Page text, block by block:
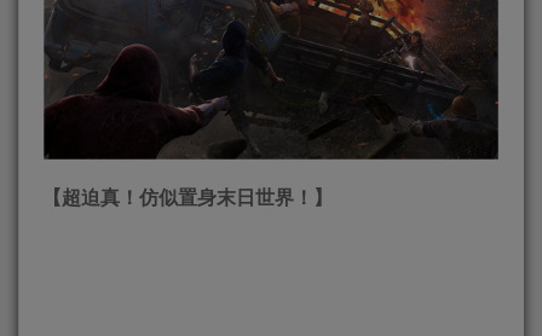
【超迫真 ！ 仿似置身末日世界！】